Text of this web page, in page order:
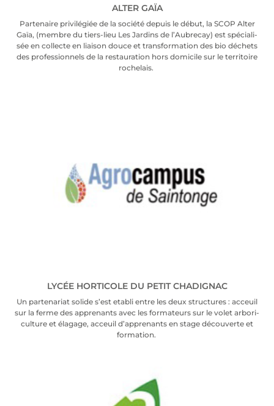
ALTER GAÏA
Par­te­naire pri­vi­lé­giée de la socié­té depuis le début, la SCOP Alter
Gaïa, (membre du tiers-lieu Les Jar­dins de l’Au­bre­cay) est spé­cia­li­
sée en col­lecte en liai­son douce et trans­for­ma­tion des bio déchets
des pro­fes­sion­nels de la res­tau­ra­tion hors domi­cile sur le ter­ri­toire
roche­lais.
LYCÉE HORTICOLE DU PETIT CHADIGNAC
Un par­te­na­riat solide s’est eta­bli entre les deux struc­tures : acceuil
sur la ferme des appre­nants avec les for­ma­teurs sur le volet arbo­ri­
cul­ture et éla­gage, acceuil d’ap­pre­nants en stage décou­verte et
for­ma­tion.